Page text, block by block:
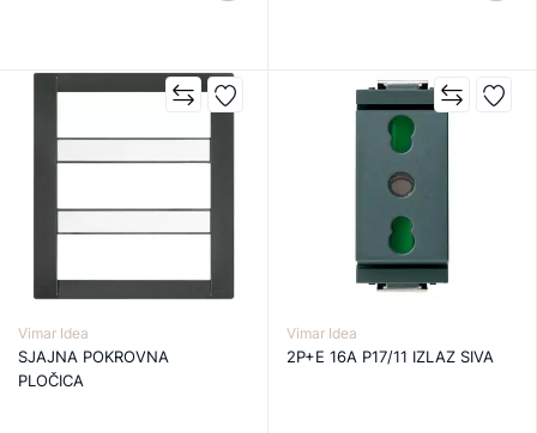
Vimar Idea
SJAJNA POKROVNA
PLOČICA
Vimar Idea
2P+E 16A P17/11 IZLAZ SIVA